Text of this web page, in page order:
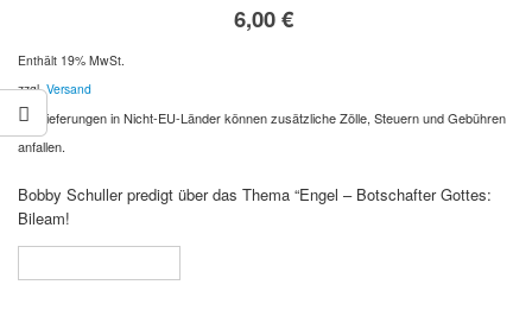
6,00€
Enthält 19% MwSt.
zzgl.Versand
Bei Lieferungen in Nicht-EU-Länder können zusätzliche Zölle, Steuern und Gebühren
anfallen.
Bobby Schuller predigt über das Thema “Engel – Botschafter Gottes:
Bileam!